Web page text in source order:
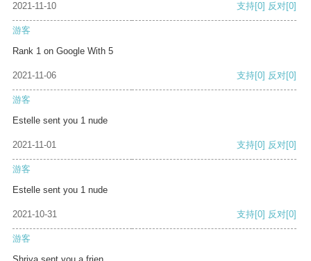
2021-11-10 支持[0] 反对[0]
游客
Rank 1 on Google With 5
2021-11-06 支持[0] 反对[0]
游客
Estelle sent you 1 nude
2021-11-01 支持[0] 反对[0]
游客
Estelle sent you 1 nude
2021-10-31 支持[0] 反对[0]
游客